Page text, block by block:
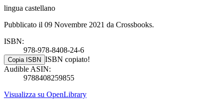
lingua castellano
Pubblicato il 09 Novembre 2021 da Crossbooks.
ISBN:
978-978-8408-24-6
Copia ISBN ISBN copiato!
Audible ASIN:
9788408259855
Visualizza su OpenLibrary